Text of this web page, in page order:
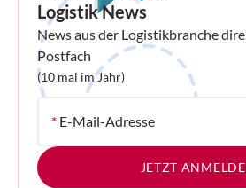
Logistik News
News aus der Logistikbranche
Postfach
(10 mal im Jahr)
* E-Mail-Adresse
JETZT